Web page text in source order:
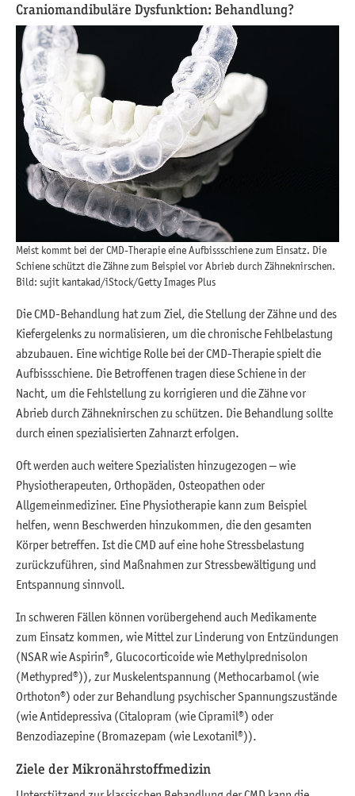
Craniomandibuläre Dysfunktion: Behandlung?
Meist kommt bei der CMD-Therapie eine Aufbissschiene zum Einsatz. Die
Schiene schützt die Zähne zum Beispiel vor Abrieb durch Zähneknirschen.
Bild: sujit kantakad/iStock/Getty Images Plus
Die CMD-Behandlung hat zum Ziel, die Stellung der Zähne und des
Kiefergelenks zu normalisieren, um die chronische Fehlbelastung
abzubauen. Eine wichtige Rolle bei der CMD-Therapie spielt die
Aufbissschiene. Die Betroffenen tragen diese Schiene in der
Nacht, um die Fehlstellung zu korrigieren und die Zähne vor
Abrieb durch Zähneknirschen zu schützen. Die Behandlung sollte
durch einen spezialisierten Zahnarzt erfolgen.
Oft werden auch weitere Spezialisten hinzugezogen – wie
Physiotherapeuten, Orthopäden, Osteopathen oder
Allgemeinmediziner. Eine Physiotherapie kann zum Beispiel
helfen, wenn Beschwerden hinzukommen, die den gesamten
Körper betreffen. Ist die CMD auf eine hohe Stressbelastung
zurückzuführen, sind Maßnahmen zur Stressbewältigung und
Entspannung sinnvoll.
In schweren Fällen können vorübergehend auch Medikamente
zum Einsatz kommen, wie Mittel zur Linderung von Entzündungen
(NSAR wie Aspirin®, Glucocorticoide wie Methylprednisolon
(Methypred®)), zur Muskelentspannung (Methocarbamol (wie
Orthoton®) oder zur Behandlung psychischer Spannungszustände
(wie Antidepressiva (Citalopram (wie Cipramil®) oder
Benzodiazepine (Bromazepam (wie Lexotanil®)).
Ziele der Mikronährstoffmedizin